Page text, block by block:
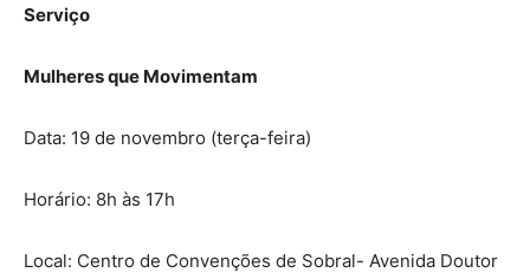
Serviço
Mulheres que Movimentam
Data: 19 de novembro (terça-feira)
Horário: 8h às 17h
Local: Centro de Convenções de Sobral- Avenida Doutor